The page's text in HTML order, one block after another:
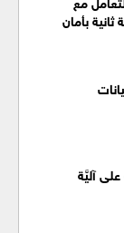
بأمان
آليَّة